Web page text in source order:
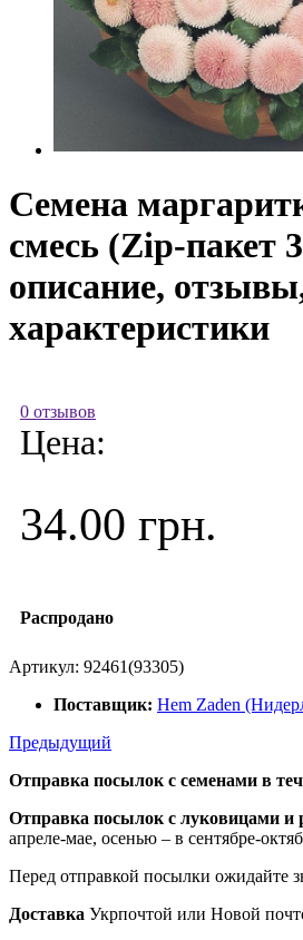
Семена
смесь (Zip-пакет
описание,
характеристики
0 отзывов
Цена:
34.00 грн.
Распродано
Артикул: 92461(93305)
Поставщик: Hem Zaden
Предыдущий
Отправка посылок с семенами в
Отправка посылок с луковицами и
апреле-мае, осенью – в сентябре-
Перед отправкой посылки ожидайте
Доставка Укрпочтой или Новой